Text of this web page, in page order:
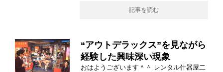
記事を読む
“アウトデラックス”を見ながら
経験した興味深い現象
おはようございます＾＾ レンタル什器屋二